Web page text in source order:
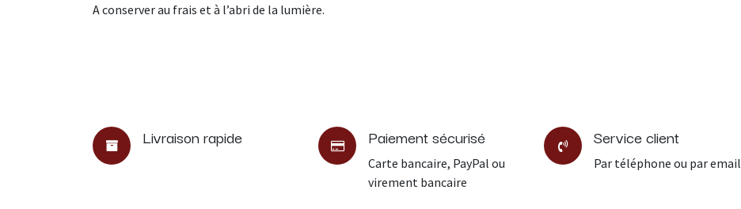
A conserver au frais et à l’abri de la lumière.
Livraison rapide Paiement sécurisé
Carte bancaire, PayPal ou
virement bancaire
Service client
Par téléphone ou par email